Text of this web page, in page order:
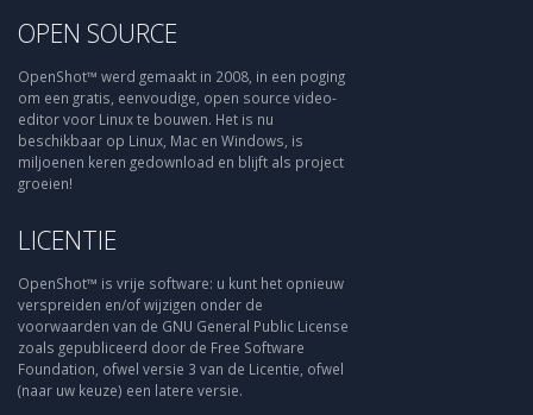
OPEN SOURCE
OpenShot™ werd gemaakt in 2008, in een poging
om een gratis, eenvoudige, open source video-
editor voor Linux te bouwen. Het is nu
beschikbaar op Linux, Mac en Windows, is
miljoenen keren gedownload en blijft als project
groeien!
LICENTIE
OpenShot™ is vrije software: u kunt het opnieuw
verspreiden en/of wijzigen onder de
voorwaarden van de GNU General Public License
zoals gepubliceerd door de Free Software
Foundation, ofwel versie 3 van de Licentie, ofwel
(naar uw keuze) een latere versie.